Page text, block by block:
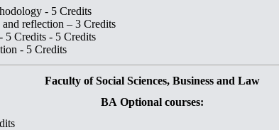
- 5 Credits
and reflection – 3 Credits
- 5 Credits - 5 Credits
- 5 Credits
Faculty of Social Sciences, Business and Law
BA Optional courses: